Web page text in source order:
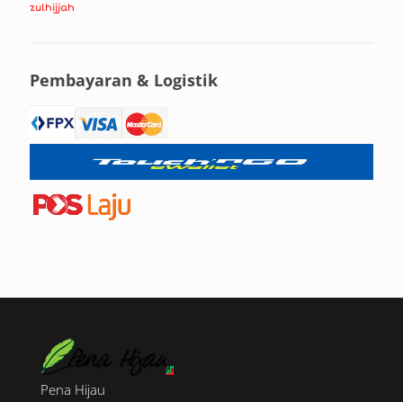
zulhijjah
Pembayaran & Logistik
Pena Hijau